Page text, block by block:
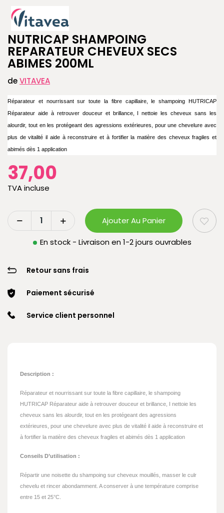
NUTRICAP SHAMPOING
REPARATEUR CHEVEUX SECS
ABIMES 200ML
deVITAVEA
Réparateur et nourrissant sur toute la fibre capillaire, le shampoing HUTRICAP
Réparateur aide à retrouver douceur et brillance, I nettoie les cheveux sans les
alourdir, tout en les protégeant des agressions extérieures, pour une chevelure avec
plus de vitalité il aide à reconstruire et à fortifier la matière des cheveux fragiles et
abimés dès 1 application
37,00
TVA incluse
Ajouter Au Panier
En stock - Livraison en 1-2 jours ouvrables
Retour sans frais
Paiement sécurisé
Service client personnel
Description :
Réparateur et nourrissant sur toute la fibre capillaire, le shampoing
HUTRICAP Réparateur aide à retrouver douceur et brillance, I nettoie les
cheveux sans les alourdir, tout en les protégeant des agressions
extérieures, pour une chevelure avec plus de vitalité il aide à reconstruire et
à fortifier la matière des cheveux fragiles et abimés dès 1 application
Conseils D’utilisation :
Répartir une noisette du shampoing sur cheveux mouillés, masser le culr
chevelu et rincer abondamment. A conserver à une température comprise
entre 15 et 25°C.